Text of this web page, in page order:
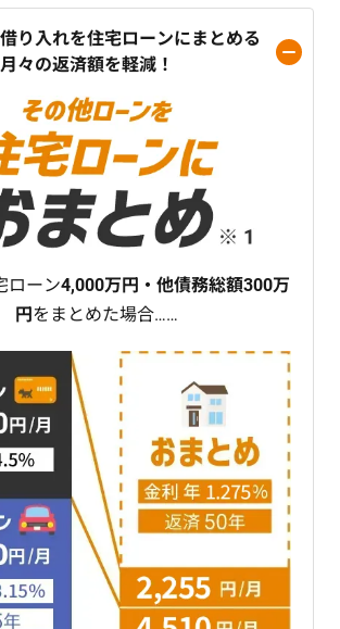
り入れを住宅ローンにまとめる
々の返済額を軽減！
ローン4,000万円・他債務総額300万
円 をまとめた場合……